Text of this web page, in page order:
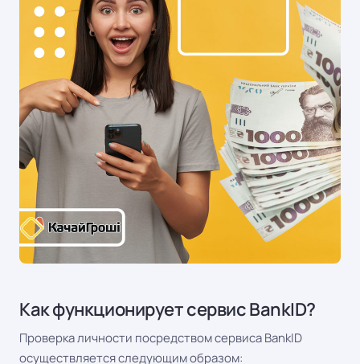
Как функционирует сервис BankID?
Проверка личности посредством сервиса BankID
осуществляется следующим образом: